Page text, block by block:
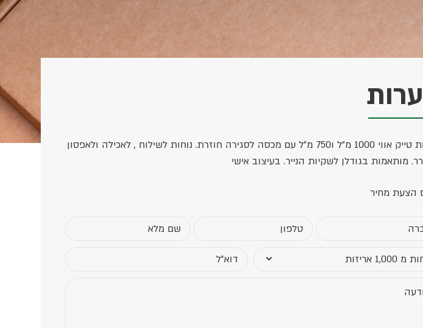
קערות טייק אווי 1000 מ”ל ו750 מ”ל עם מכסה לסגירה חוזרת. נוחות לשילוח , לאכילה ולאפסון
מותאמות בגודלן לשקיות הנייר. בעיצוב אישי
הצעת מחיר